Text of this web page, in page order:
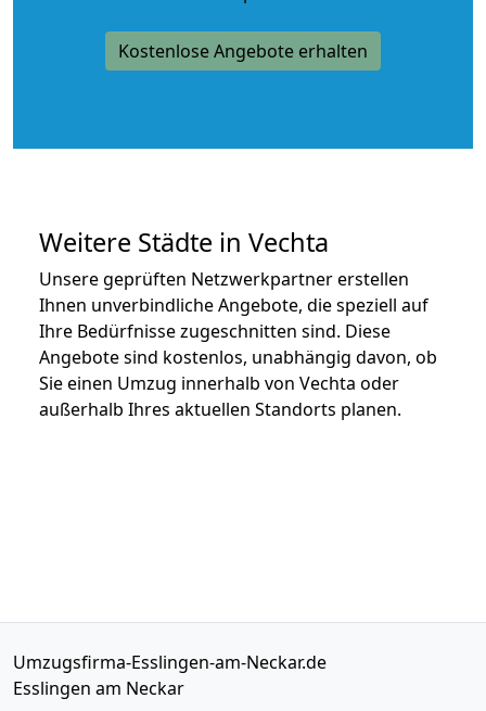
Kostenlose Angebote erhalten
Weitere Städte in Vechta
Unsere geprüften Netzwerkpartner erstellen
Ihnen unverbindliche Angebote, die speziell auf
Ihre Bedürfnisse zugeschnitten sind. Diese
Angebote sind kostenlos, unabhängig davon, ob
Sie einen Umzug innerhalb von Vechta oder
außerhalb Ihres aktuellen Standorts planen.
Umzugsfirma-Esslingen-am-Neckar.de
Esslingen am Neckar